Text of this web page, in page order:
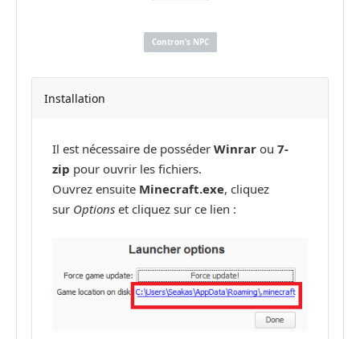
Contron’s NPC
Installation
Il est nécessaire de posséder Winrar ou 7-
zip pour ouvrir les fichiers.
Ouvrez ensuite Minecraft.exe, cliquez
sur Options et cliquez sur ce lien :